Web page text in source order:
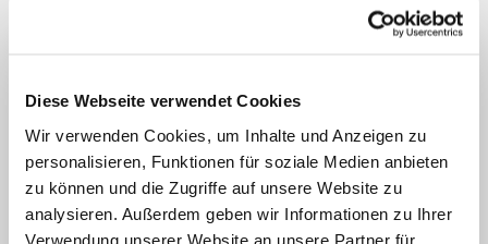
Diese Webseite verwendet Cookies
Wir verwenden Cookies, um Inhalte und Anzeigen zu
personalisieren, Funktionen für soziale Medien anbieten
zu können und die Zugriffe auf unsere Website zu
analysieren. Außerdem geben wir Informationen zu Ihrer
Verwendung unserer Website an unsere Partner für
gewesen, die in beiden Ländern mit der
Zerstörung des Regenwaldes und dem
Bergbau zusammenhängen.
Ohne soziale Gerechtigkeit kein Ende
der Konflikte